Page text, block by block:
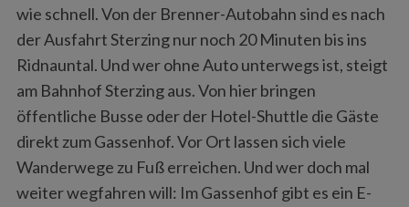
wie schnell. Von der Brenner-Autobahn sind es nach
der Ausfahrt Sterzing nur noch 20 Minuten bis ins
Ridnauntal. Und wer ohne Auto unterwegs ist, steigt
am Bahnhof Sterzing aus. Von hier bringen
öffentliche Busse oder der Hotel-Shuttle die Gäste
direkt zum Gassenhof. Vor Ort lassen sich viele
Wanderwege zu Fuß erreichen. Und wer doch mal
weiter wegfahren will: Im Gassenhof gibt es ein E-